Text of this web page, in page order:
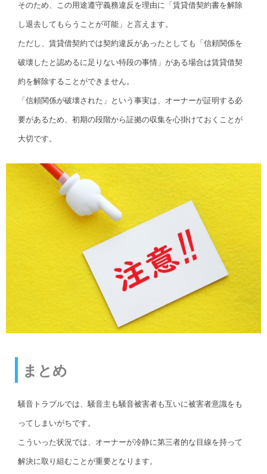
そのため、この用途遵守義務違反を理由に「賃貸借契約書を解除
し退去してもらうことが可能」と言えます。
ただし、賃貸借契約では契約違反があったとしても「信頼関係を
破壊したと認めるに足りない特段の事情」がある場合は賃貸借契
約を解除することができません。
「信頼関係が破壊された」という事実は、オーナーが証明する必
要があるため、初期の段階から証拠の収集を心掛けておくことが
大切です。
まとめ
騒音トラブルでは、騒音主も騒音被害者も互いに被害者意識をも
ってしまいがちです。
こういった状況では、オーナーが冷静に第三者的な目線を持って
解決に取り組むことが重要となります。